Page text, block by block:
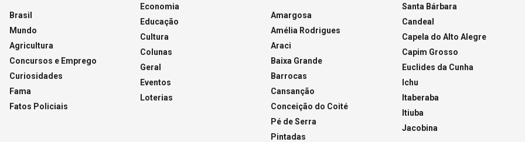
Brasil
Mundo
Agricultura
Concursos e Emprego
Curiosidades
Fama
Fatos Policiais
Economia
Educação
Cultura
Colunas
Geral
Eventos
Loterias
Amargosa
Amélia Rodrigues
Araci
Baixa Grande
Barrocas
Cansanção
Conceição do Coité
Pé de Serra
Pintadas
Santa Bárbara
Candeal
Capela do Alto Alegre
Capim Grosso
Euclides da Cunha
Ichu
Itaberaba
Itiuba
Jacobina